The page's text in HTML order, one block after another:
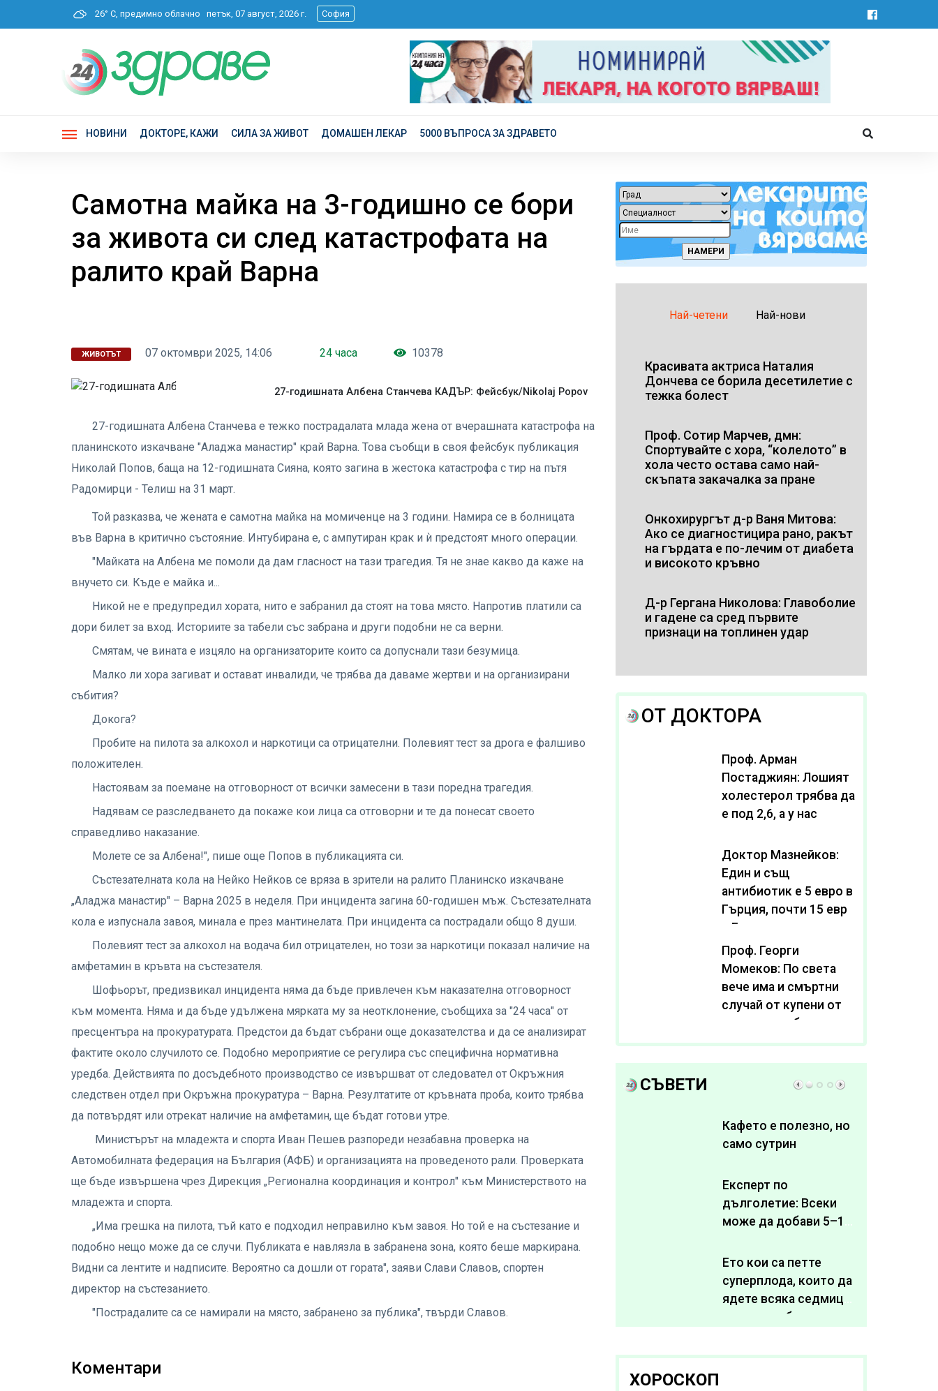
26° C, предимно облачно петък, 07 август, 2026 г. София
НОВИНИ ДОКТОРЕ, КАЖИ СИЛА ЗА ЖИВОТ ДОМАШЕН ЛЕКАР 5000 ВЪПРОСА ЗА ЗДРАВЕТО
Самотна майка на 3-годишно се бори
за живота си след катастрофата на
ралито край Варна
ЖИВОТЪТ 07 октомври 2025, 14:06 24 часа 10378
27-годишната Албена Станчева КАДЪР: Фейсбук/Nikolaj Popov
27-годишната Албена Станчева е тежко пострадалата млада жена от вчерашната катастрофа на
планинското изкачване "Аладжа манастир" край Варна. Това съобщи в своя фейсбук публикация
Николай Попов, баща на 12-годишната Сияна, която загина в жестока катастрофа с тир на пътя
Радомирци - Телиш на 31 март.
Той разказва, че жената е самотна майка на момиченце на 3 години. Намира се в болницата
във Варна в критично състояние. Интубирана е, с ампутиран крак и ѝ предстоят много операции.
"Майката на Албена ме помоли да дам гласност на тази трагедия. Тя не знае какво да каже на
внучето си. Къде е майка и...
Никой не е предупредил хората, нито е забранил да стоят на това място. Напротив платили са
дори билет за вход. Историите за табели със забрана и други подобни не са верни.
Смятам, че вината е изцяло на организаторите които са допуснали тази безумица.
Малко ли хора загиват и остават инвалиди, че трябва да даваме жертви и на организирани
събития?
Докога?
Пробите на пилота за алкохол и наркотици са отрицателни. Полевият тест за дрога е фалшиво
положителен.
Настоявам за поемане на отговорност от всички замесени в тази поредна трагедия.
Надявам се разследването да покаже кои лица са отговорни и те да понесат своето
справедливо наказание.
Молете се за Албена!", пише още Попов в публикацията си.
Състезателната кола на Нейко Нейков се вряза в зрители на ралито Планинско изкачване
„Аладжа манастир" – Варна 2025 в неделя. При инцидента загина 60-годишен мъж. Състезателната
кола е изпуснала завоя, минала е през мантинелата. При инцидента са пострадали общо 8 души.
Полевият тест за алкохол на водача бил отрицателен, но този за наркотици показал наличие на
амфетамин в кръвта на състезателя.
Шофьорът, предизвикал инцидента няма да бъде привлечен към наказателна отговорност
към момента. Няма и да бъде удължена мярката му за неотклонение, съобщиха за "24 часа" от
пресцентъра на прокуратурата. Предстои да бъдат събрани още доказателства и да се анализират
фактите около случилото се. Подобно мероприятие се регулира със специфична нормативна
уредба. Действията по досъдебното производство се извършват от следовател от Окръжния
следствен отдел при Окръжна прокуратура – Варна. Резултатите от кръвната проба, които трябва
да потвърдят или отрекат наличие на амфетамин, ще бъдат готови утре.
Министърът на младежта и спорта Иван Пешев разпореди незабавна проверка на
Автомобилната федерация на България (АФБ) и организацията на проведеното рали. Проверката
ще бъде извършена чрез Дирекция „Регионална координация и контрол" към Министерството на
младежта и спорта.
„Има грешка на пилота, тъй като е подходил неправилно към завоя. Но той е на състезание и
подобно нещо може да се случи. Публиката е навлязла в забранена зона, която беше маркирана.
Видни са лентите и надписите. Вероятно са дошли от гората", заяви Слави Славов, спортен
директор на състезанието.
"Пострадалите са се намирали на място, забранено за публика", твърди Славов.
Коментари
Най-четени Най-нови
Красивата актриса Наталия
Дончева се борила десетилетие с
тежка болест
Проф. Сотир Марчев, дмн:
Спортувайте с хора, “колелото” в
хола често остава само най-
скъпата закачалка за пране
Онкохирургът д-р Ваня Митова:
Ако се диагностицира рано, ракът
на гърдата е по-лечим от диабета
и високото кръвно
Д-р Гергана Николова: Главоболие
и гадене са сред първите
признаци на топлинен удар
ОТ ДОКТОРА
Проф. Арман
Постаджиян: Лошият
холестерол трябва да
е под 2,6, а у нас
нива от 3,2
Доктор Мазнейков:
Един и същ
антибиотик e 5 евро в
Гърция, почти 15 евро
в България
Проф. Георги
Момеков: По света
вече има и смъртни
случай от купени от
интернет субстанции
за отслабване
СЪВЕТИ
Кафето е полезно, но
само сутрин
Експерт по
дълголетие: Всеки
може да добави 5–10
живота си
Ето кои са петте
суперплода, които да
ядете всяка седмица,
за да подобрите
ХОРОСКОП